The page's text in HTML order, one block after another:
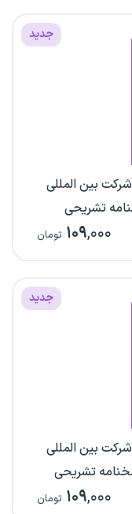
جدید
بین المللی
۱۰۹,۰۰۰ تومان
جدید
بین المللی
۱۰۹,۰۰۰ تومان